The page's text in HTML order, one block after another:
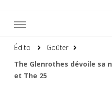
Édito
Goûter
The Glenrothes dévoile sa
et The 25